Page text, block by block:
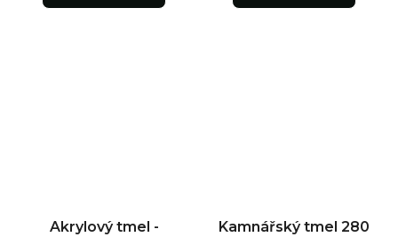
Akrylový tmel -
Kamnářský tmel 280